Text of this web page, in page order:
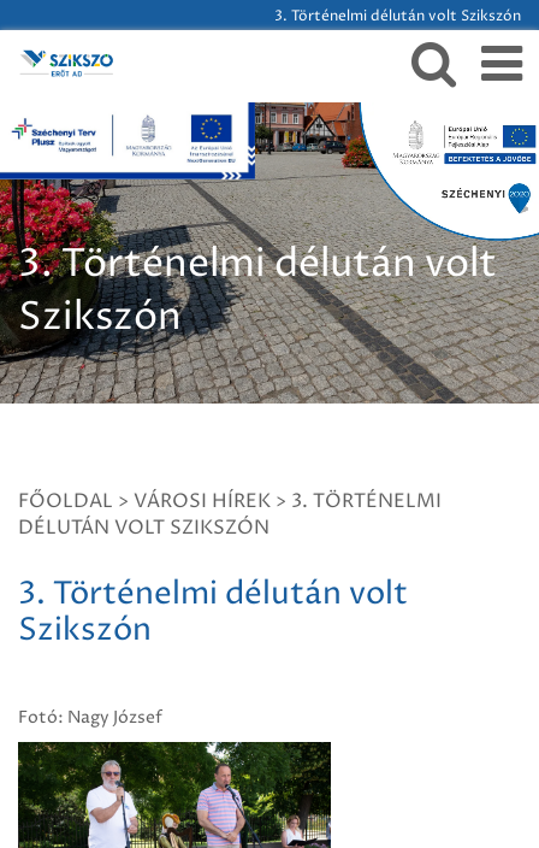
3. Történelmi délután volt Szikszón
3. Történelmi délután volt
Szikszón
FŐOLDAL > VÁROSI HÍREK > 3. TÖRTÉNELMI
DÉLUTÁN VOLT SZIKSZÓN
3. Történelmi délután volt
Szikszón
Fotó: Nagy József